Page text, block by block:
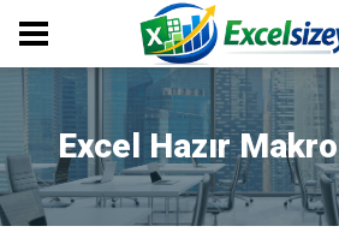
Excel Hazır